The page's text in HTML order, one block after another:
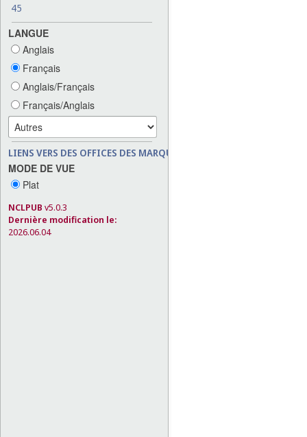
45
LANGUE
Anglais
Français
Anglais/Français
Français/Anglais
LIENS VERS DES OFFICES DES MARQUES
MODE DE VUE
Plat
NCLPUB v5.0.3
Dernière modification le:
2026.06.04